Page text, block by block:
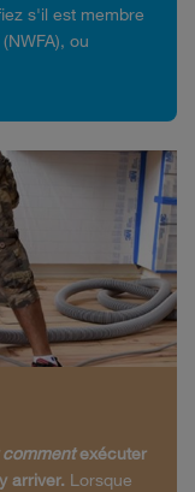
s'il est membre
ou
commentexécuter
arriver. Lorsque